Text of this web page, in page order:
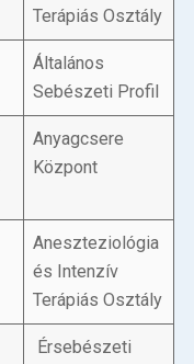
Terápiás Osztály
Általános
Sebészeti Profil
Anyagcsere
Központ
Aneszteziológia
és Intenzív
Terápiás Osztály
Érsebészeti